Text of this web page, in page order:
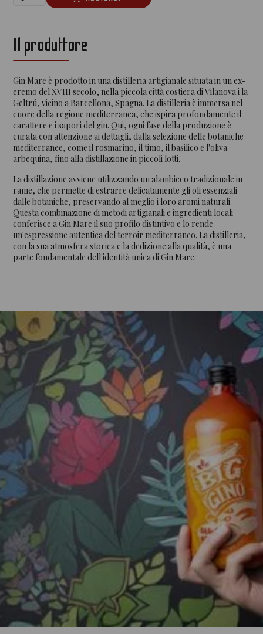
Il produttore
Gin Mare è prodotto in una distilleria artigianale situata in un ex-
eremo del XVIII secolo, nella piccola città costiera di Vilanova i la
Geltrú, vicino a Barcellona, Spagna. La distilleria è immersa nel
cuore della regione mediterranea, che ispira profondamente il
carattere e i sapori del gin. Qui, ogni fase della produzione è
curata con attenzione ai dettagli, dalla selezione delle botaniche
mediterranee, come il rosmarino, il timo, il basilico e l'oliva
arbequina, fino alla distillazione in piccoli lotti.
La distillazione avviene utilizzando un alambicco tradizionale in
rame, che permette di estrarre delicatamente gli oli essenziali
dalle botaniche, preservando al meglio i loro aromi naturali.
Questa combinazione di metodi artigianali e ingredienti locali
conferisce a Gin Mare il suo profilo distintivo e lo rende
un'espressione autentica del terroir mediterraneo. La distilleria,
con la sua atmosfera storica e la dedizione alla qualità, è una
parte fondamentale dell'identità unica di Gin Mare.